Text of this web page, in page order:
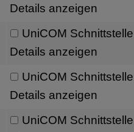
Details anzeigen
UniCOM
Details anzeigen
UniCOM
Details anzeigen
UniCOM